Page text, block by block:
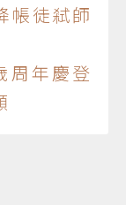
徒弒師
年慶登